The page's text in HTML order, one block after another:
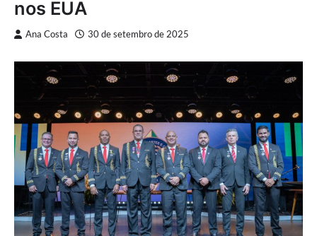
nos EUA
Ana Costa 30 de setembro de 2025